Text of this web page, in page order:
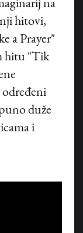
na
hitovi,
a Prayer"
hitu "Tik
duže
i